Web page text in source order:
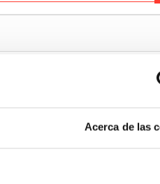
Acerca de las
Port i